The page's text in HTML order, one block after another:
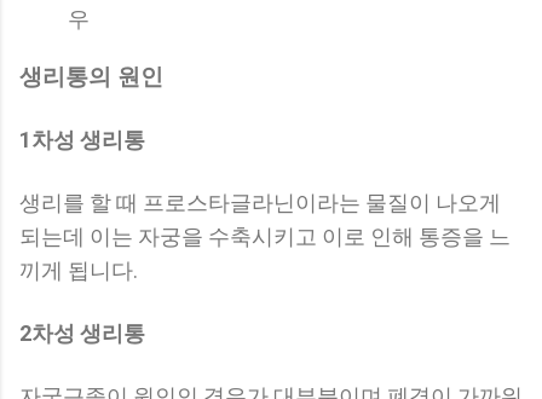
우
생리통의 원인
1차성 생리통
생리를 할 때 프로스타글라닌이라는 물질이 나오게
되는데 이는 자궁을 수축시키고 이로 인해 통증을 느
끼게 됩니다.
2차성 생리통